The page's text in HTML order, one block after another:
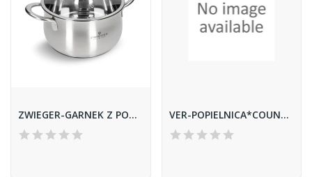
ZWIEGER-GARNEK Z POKRYWĄ *PRACTI PLUS* 20CM VER-POPIELNICA*COUNTRY* 03416